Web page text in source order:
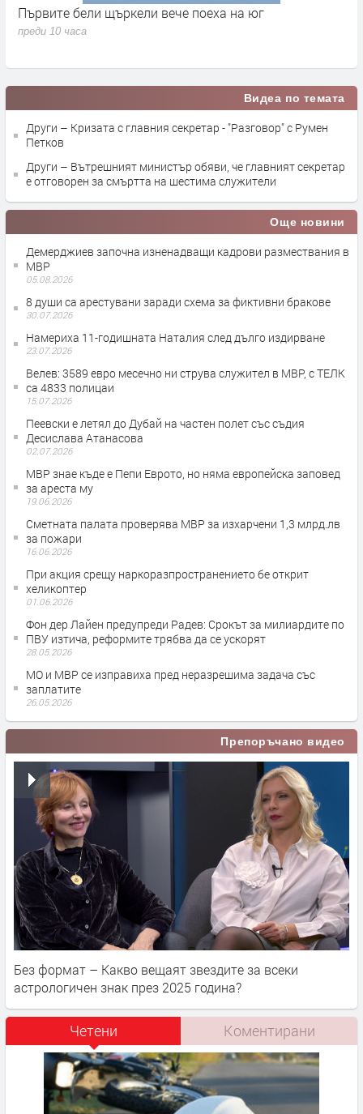
Сметната палата ще провeрява Пеевски за конфликт
на интереси
Видеа по темата
Други – Кризата с главния секретар - "Разговор" с Румен
Петков
Други – Вътрешният министър обяви, че главният секретар
е отговорен за смъртта на шестима служители
Още новини
Демерджиев започна изненадващи кадрови размествания в
МВР
05.08.2026
8 души са арестувани заради схема за фиктивни бракове
30.07.2026
Намериха 11-годишната Наталия след дълго издирване
23.07.2026
Велев: 3589 евро месечно ни струва служител в МВР, с ТЕЛК
са 4833 полицаи
15.07.2026
Пеевски е летял до Дубай на частен полет със съдия
Десислава Атанасова
02.07.2026
МВР знае къде е Пепи Еврото, но няма европейска заповед
за ареста му
19.06.2026
Сметната палата проверява МВР за изхарчени 1,3 млрд.лв
за пожари
16.06.2026
При акция срещу наркоразпространението бе открит
хеликоптер
01.06.2026
Фон дер Лайен предупреди Радев: Срокът за милиардите по
ПВУ изтича, реформите трябва да се ускорят
28.05.2026
МО и МВР се изправиха пред неразрешима задача със
заплатите
26.05.2026
Препоръчано видео
Без формат – Какво вещаят звездите за всеки
астрологичен знак през 2025 година?
Четени Коментирани